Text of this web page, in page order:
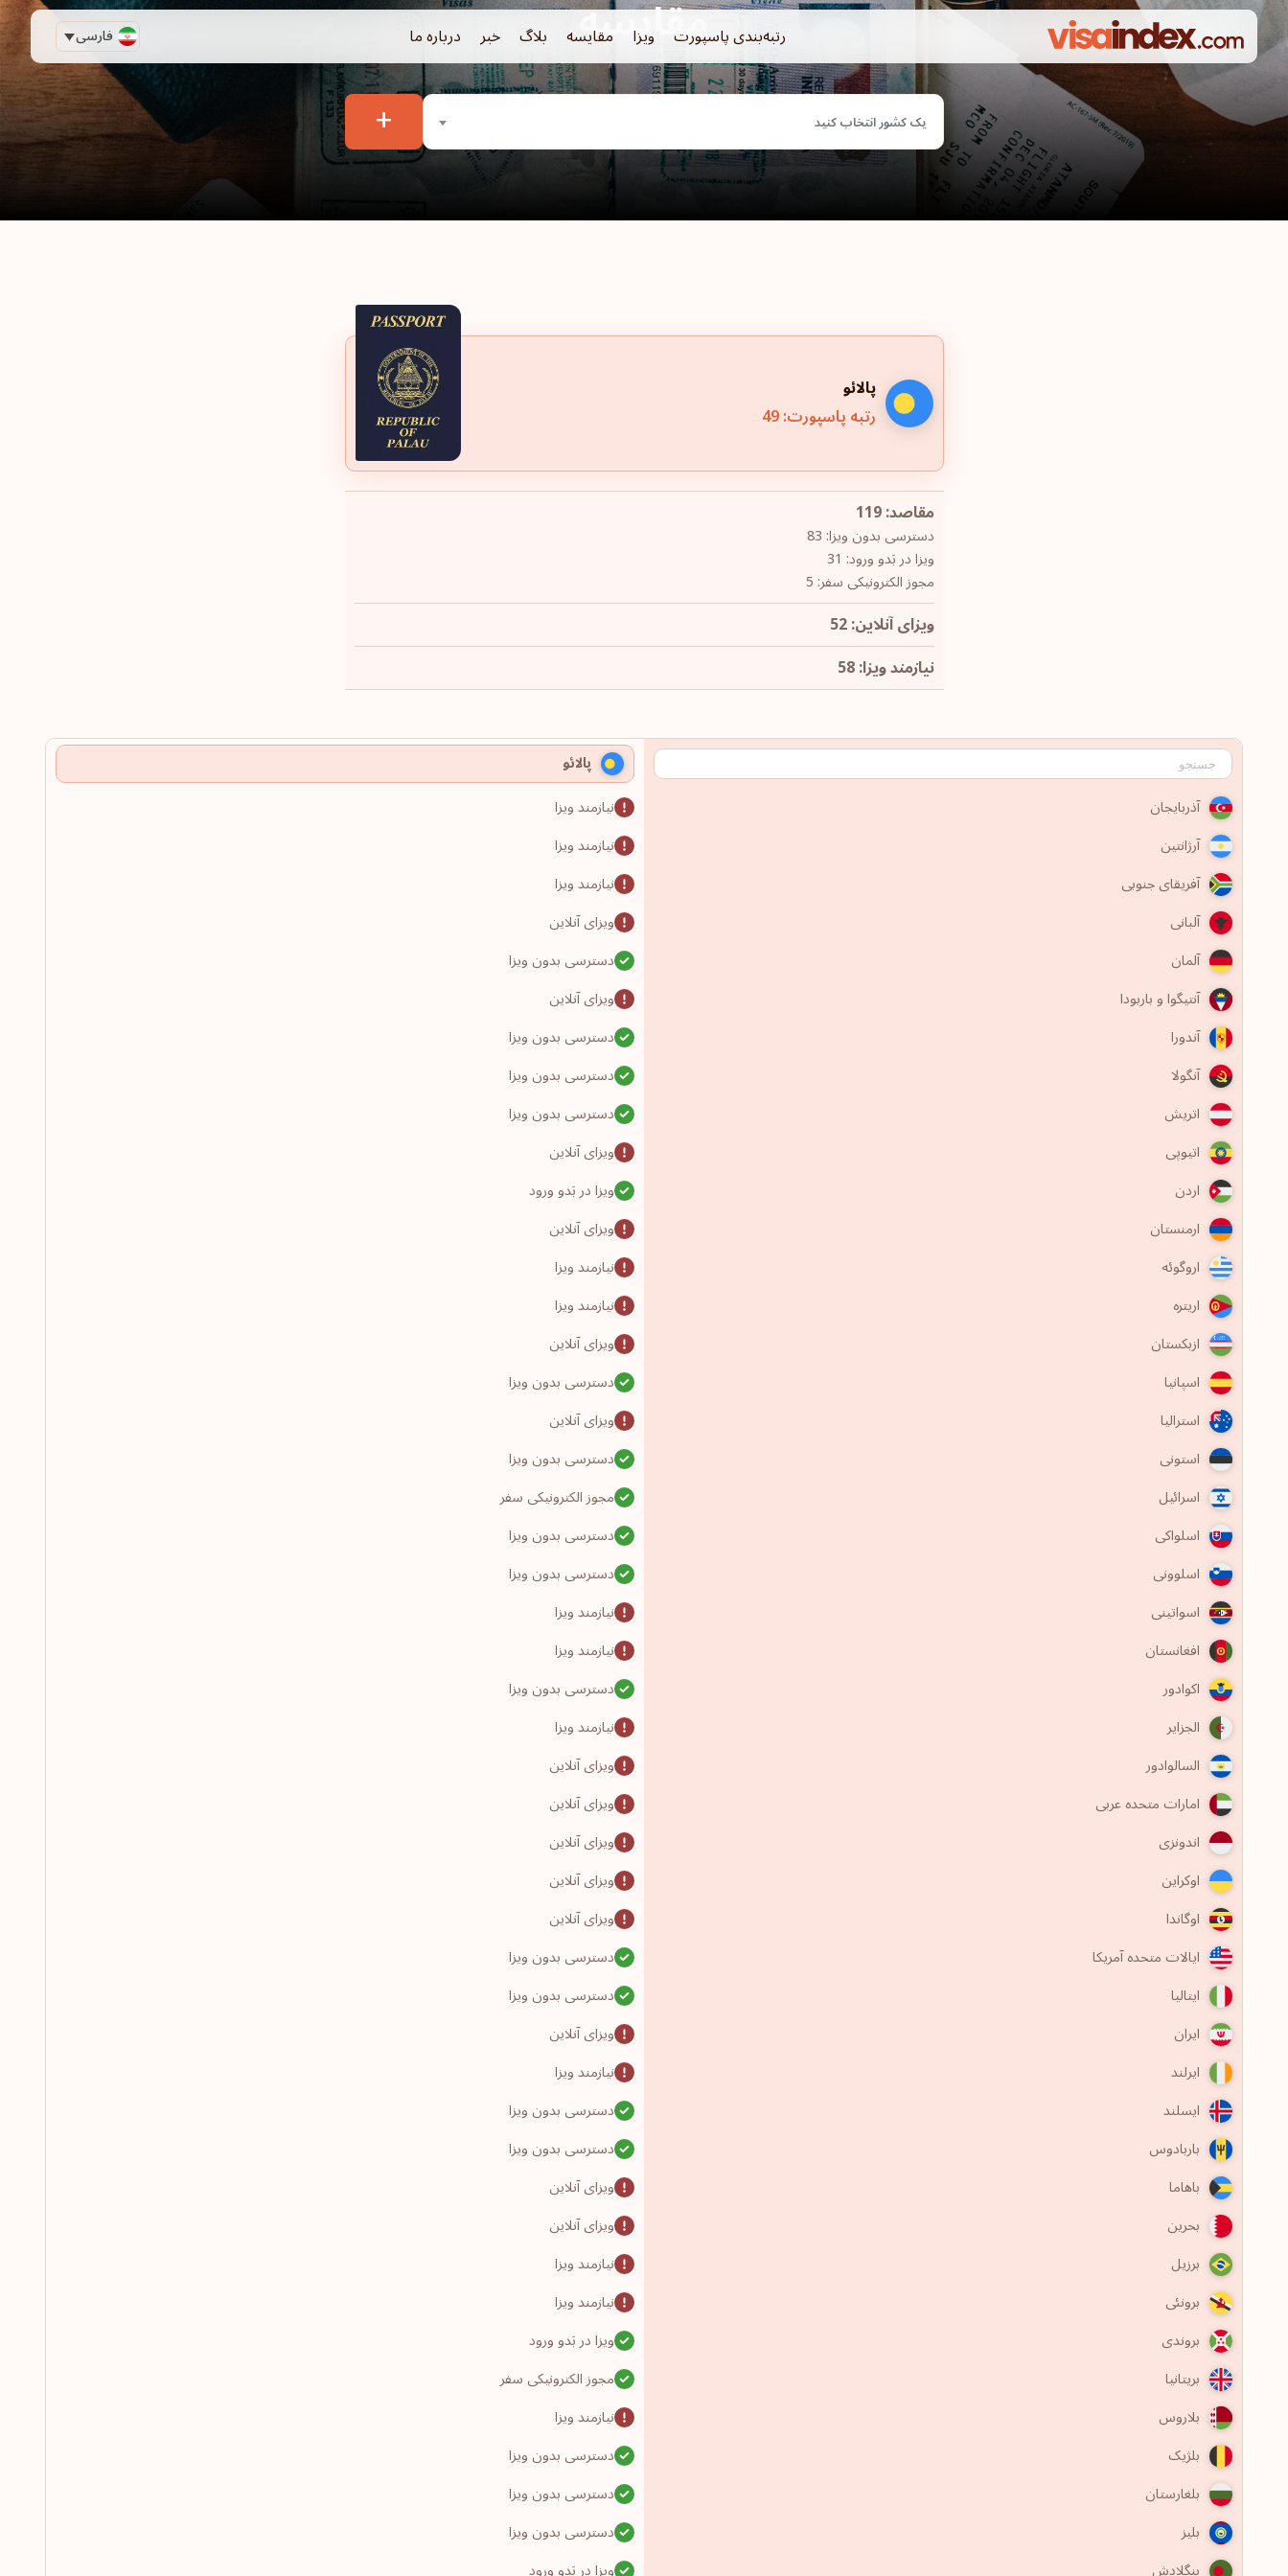
فارسی رتبه‌بندی پاسپورت ویزا مقایسه بلاگ خبر درباره ما مقایسه
یک کشور انتخاب کنید +
پالائو
رتبه پاسپورت: 49
مقاصد: 119
دسترسی بدون ویزا: 83
ویزا در بَدو ورود: 31
مجوز الکترونیکی سفر: 5
ویزای آنلاین: 52
نیازمند ویزا: 58
پالائو
آذربایجان
نیازمند ویزا
آرژانتین
نیازمند ویزا
آفریقای جنوبی
نیازمند ویزا
آلبانی
ویزای آنلاین
آلمان
دسترسی بدون ویزا
آنتیگوا و باربودا
ویزای آنلاین
آندورا
دسترسی بدون ویزا
آنگولا
دسترسی بدون ویزا
اتریش
دسترسی بدون ویزا
اتیوپی
ویزای آنلاین
اردن
ویزا در بَدو ورود
ارمنستان
ویزای آنلاین
اروگوئه
نیازمند ویزا
اریتره
نیازمند ویزا
ازبکستان
ویزای آنلاین
اسپانیا
دسترسی بدون ویزا
استرالیا
ویزای آنلاین
استونی
دسترسی بدون ویزا
اسرائیل
مجوز الکترونیکی سفر
اسلواکی
دسترسی بدون ویزا
اسلوونی
دسترسی بدون ویزا
اسواتینی
نیازمند ویزا
افغانستان
نیازمند ویزا
اکوادور
دسترسی بدون ویزا
الجزایر
نیازمند ویزا
السالوادور
ویزای آنلاین
امارات متحده عربی
ویزای آنلاین
اندونزی
ویزای آنلاین
اوکراین
ویزای آنلاین
اوگاندا
ویزای آنلاین
ایالات متحده آمریکا
دسترسی بدون ویزا
ایتالیا
دسترسی بدون ویزا
ایران
ویزای آنلاین
ایرلند
نیازمند ویزا
ایسلند
دسترسی بدون ویزا
باربادوس
دسترسی بدون ویزا
باهاما
ویزای آنلاین
بحرین
ویزای آنلاین
برزیل
نیازمند ویزا
برونئی
نیازمند ویزا
بروندی
ویزا در بَدو ورود
بریتانیا
مجوز الکترونیکی سفر
بلاروس
نیازمند ویزا
بلژیک
دسترسی بدون ویزا
بلغارستان
دسترسی بدون ویزا
بلیز
دسترسی بدون ویزا